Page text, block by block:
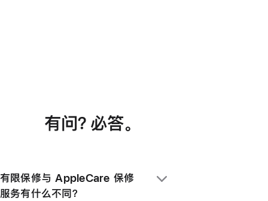
有问？必答。
有限保修与 AppleCare 保修
服务有什么不同？